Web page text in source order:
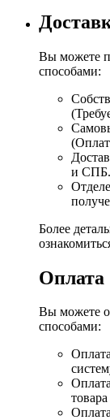
Вы можете
способами:
и СПБ.
Более
Оплата
Вы можете
способами: